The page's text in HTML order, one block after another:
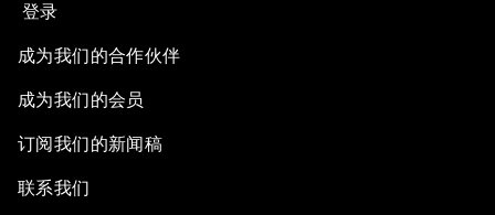
登录
成为我们的合作伙伴
成为我们的会员
订阅我们的新闻稿
联系我们